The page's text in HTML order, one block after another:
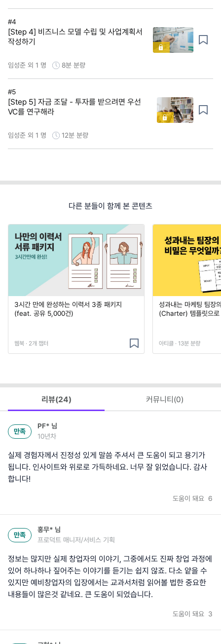
#4
[Step 4] 비즈니스 모델 수립 및 사업계획서
작성하기
임성준 외 1 명 8분 분량
#5
[Step 5] 자금 조달 - 투자를 받으려면 우선
VC를 연구해라
임성준 외 1 명 12분 분량
다른 분들이 함께 본 콘텐츠
3시간 만에 완성하는 이력서 3종 패키지
(feat. 공유 5,000건)
웹북 · 2개 챕터
성과내는 마케팅 팀장
(Charter) 템플릿으로
아티클 · 13분 분량
리뷰(24) 커뮤니티(0)
만족
PF* 님
10년차
실제 경험자께서 진정성 있게 말씀 주셔서 큰 도움이 되고 용기가
됩니다. 인사이트와 위로로 가득하네요. 너무 잘 읽었습니다. 감사
합니다!
도움이 돼요 6
만족
홍무* 님
프로덕트 매니저/서비스 기획
정보는 많지만 실제 창업자의 이야기, 그중에서도 진짜 창업 과정에
있어 하나하나 짚어주는 이야기를 듣기는 쉽지 않죠. 다소 얕을 수
있지만 예비창업자의 입장에서는 교과서처럼 읽어볼 법한 중요한
내용들이 많은것 같네요. 큰 도움이 되었습니다.
도움이 돼요 3